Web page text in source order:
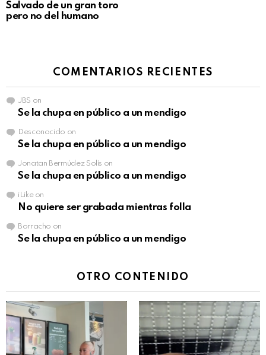
Salvado de un gran toro
pero no del humano
COMENTARIOS RECIENTES
JBS on
Se la chupa en público a un mendigo
Desconocido on
Se la chupa en público a un mendigo
Jonatan Bermúdez Solís on
Se la chupa en público a un mendigo
iLikeon
No quiere ser grabada mientras folla
Borracho on
Se la chupa en público a un mendigo
OTRO CONTENIDO